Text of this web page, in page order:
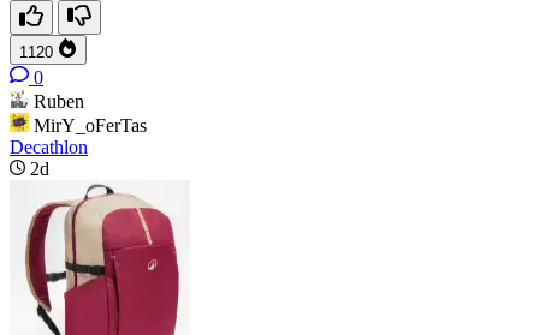
1120
0
Ruben
MirY_oFerTas
Decathlon
2d